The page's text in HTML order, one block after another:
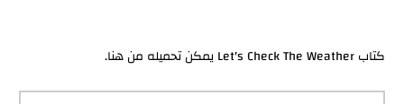
كتاب Let's Check The Weather يمكن تحميله من هنا.